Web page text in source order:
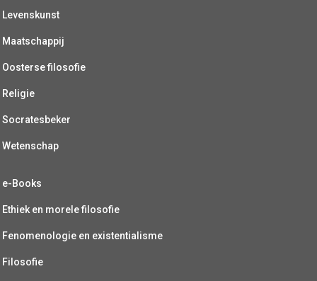
Levenskunst
Maatschappij
Oosterse filosofie
Religie
Socratesbeker
Wetenschap
e-Books
Ethiek en morele filosofie
Fenomenologie en existentialisme
Filosofie